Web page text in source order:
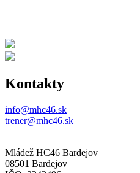
Kontakty
info@mhc46.sk
trener@mhc46.sk
Mládež HC46 Bardejov
08501 Bardejov